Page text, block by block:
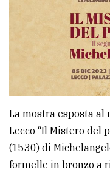
La mostra esposta al
Lecco “Il Mistero del
(1530) di
formelle in bronzo a